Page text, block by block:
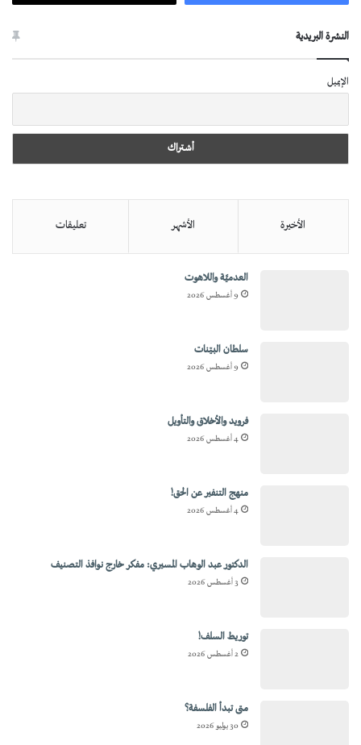
النشرة البريدية
الإيميل
الأخيرة الأشهر تعليقات
العدميَّة واللاهوت
9 أغسطس 2026
سلطان البيّنات
9 أغسطس 2026
فرويد والأخلاق والتأويل
4 أغسطس 2026
منهج التنفير عن الحق!
4 أغسطس 2026
الدكتور عبد الوهاب المسيري: مفكر خارج نوافذ التصنيف
3 أغسطس 2026
توريط السلف!
2 أغسطس 2026
متى تبدأ الفلسفة؟
30 يوليو 2026